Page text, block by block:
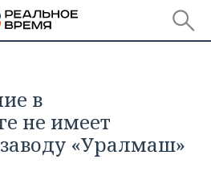
в
не имеет
«Уралмаш»